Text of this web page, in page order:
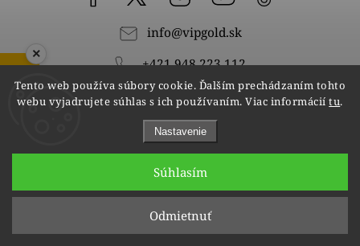
Tento web používa súbory cookie. Ďalším prechádzaním tohto
webu vyjadrujete súhlas s ich používaním. Viac informáciítu.
Nastavenie
Odmietnuť
Súhlasím
info@vipgold.sk
+421 948 223 112
Odoberať newsletter
podmienkami ochrany osobných údajov
ZOBRAZIŤ RECENZIE
×